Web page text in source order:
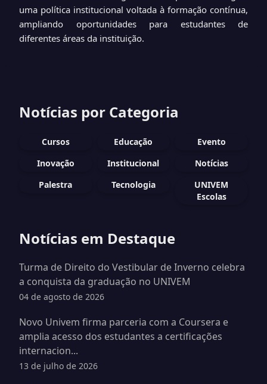
uma política institucional voltada à formação contínua,
ampliando oportunidades para estudantes de
diferentes áreas da instituição.
Notícias por Categoria
Cursos Educação
Evento
Inovação
Institucional
Notícias
Palestra
Tecnologia
UNIVEM
Escolas
Notícias em Destaque
Turma de Direito do Vestibular de Inverno celebra
a conquista da graduação no UNIVEM
04 de agosto de 2026
Novo Univem firma parceria com a Coursera e
amplia acesso dos estudantes a certificações
internacion...
13 de julho de 2026